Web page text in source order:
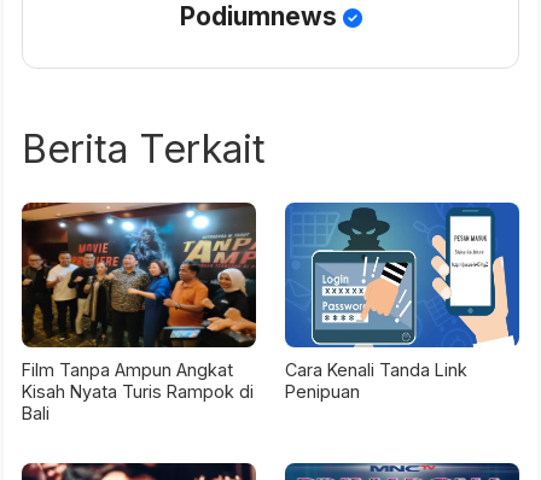
Podiumnews
Berita Terkait
Film Tanpa Ampun Angkat
Kisah Nyata Turis Rampok di
Bali
Cara Kenali Tanda Link
Penipuan